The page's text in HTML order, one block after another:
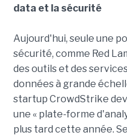
data et la sécurité
Aujourd'hui, seule une
sécurité, comme Red
des outils et des
données à grande
startup CrowdStrike
une « plate-forme
plus tard cette année.